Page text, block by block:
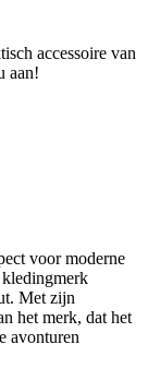
accessoire van
aan!
voor moderne
Met zijn
het merk, dat het
avonturen